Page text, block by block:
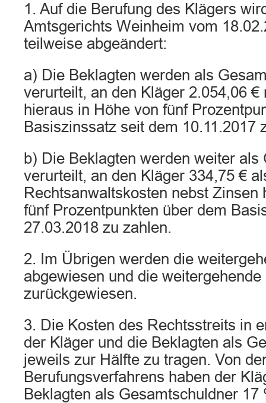
1. Auf die Berufung des Klägers
Amtsgerichts Weinheim vom
teilweise abgeändert:
a) Die Beklagten werden als
verurteilt, an den Kläger 2.054,06 €
hieraus in Höhe von fünf
Basiszinssatz seit dem 10.11.2017
b) Die Beklagten werden weiter als
verurteilt, an den Kläger 334,75 €
Rechtsanwaltskosten nebst Zinsen
fünf Prozentpunkten über dem
27.03.2018 zu zahlen.
2. Im Übrigen werden die
abgewiesen und die weitergehende
zurückgewiesen.
3. Die Kosten des Rechtsstreits in
der Kläger und die Beklagten als
jeweils zur Hälfte zu tragen. Von
Berufungsverfahrens haben der
Beklagten als Gesamtschuldner 17